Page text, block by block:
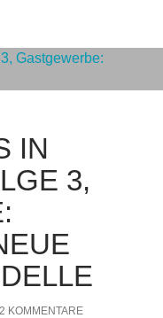
IN
3,
2 KOMMENTARE